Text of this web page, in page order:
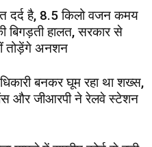
दर्द है, 8.5 किलो वजन कमय
बिगड़ती हालत, सरकार से
तोड़ेंगे अनशन
बनकर घूम रहा था शख्स,
और जीआरपी ने रेलवे स्टेशन